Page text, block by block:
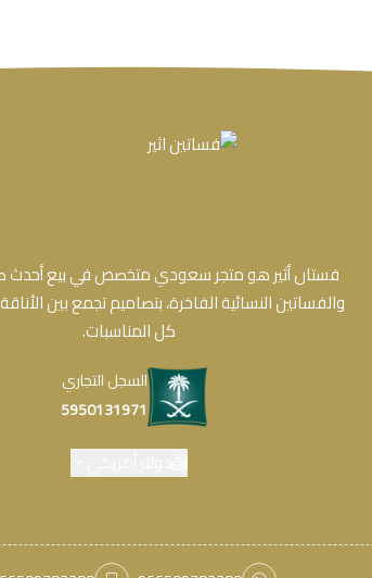
فستان أثير هو متجر سعودي متخصص في بيع أحدث
والفساتين النسائية الفاخرة، بتصاميم تجمع بين الأناقة
كل المناسبات.
السجل التجاري
5950131971